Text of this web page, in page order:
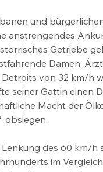
und
anstrengendes
Getriebe
Damen,
von 32 km/h
seiner Gattin einen
Macht der
obsiegen.
des 60 km/h
im